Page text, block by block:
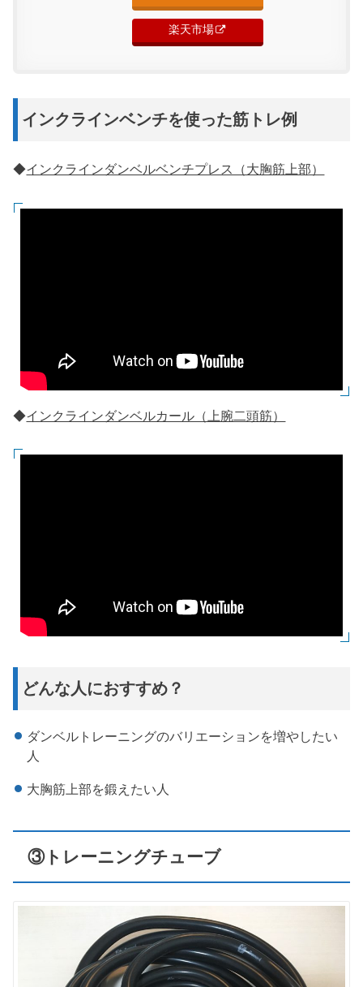
楽天市場
インクラインベンチを使った筋トレ例
◆インクラインダンベルベンチプレス（大胸筋上部）
◆インクラインダンベルカール（上腕二頭筋）
どんな人におすすめ？
ダンベルトレーニングのバリエーションを増やしたい
人
大胸筋上部を鍛えたい人
③トレーニングチューブ